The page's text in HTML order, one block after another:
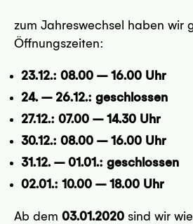
zum Jahreswechsel haben wir
Öffnungszeiten:
23.12.: 08.00 – 16.00 Uhr
24. – 26.12.: geschlossen
27.12.: 07.00 – 14.30 Uhr
30.12.: 08.00 – 16.00 Uhr
31.12. – 01.01.: geschlossen
02.01.: 10.00 – 18.00 Uhr
Ab dem 03.01.2020 sind wir